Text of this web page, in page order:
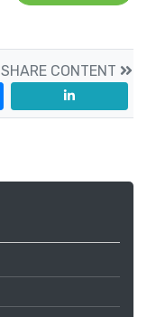
SHARE CONTENT